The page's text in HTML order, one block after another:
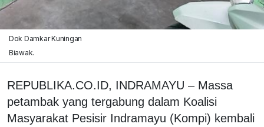
Dok Damkar Kuningan
Biawak.
REPUBLIKA.CO.ID, INDRAMAYU – Massa
petambak yang tergabung dalam Koalisi
Masyarakat Pesisir Indramayu (Kompi) kembali